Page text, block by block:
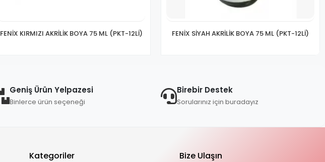
FENİX KIRMIZI AKRİLİK BOYA 75 ML (PKT-12Lİ) FENİX SİYAH AKRİLİK BOYA 75 ML (PKT-12Lİ)
Geniş Ürün Yelpazesi
Binlerce ürün seçeneği
Birebir Destek
Sorularınız için buradayız
Kategoriler Bize Ulaşın